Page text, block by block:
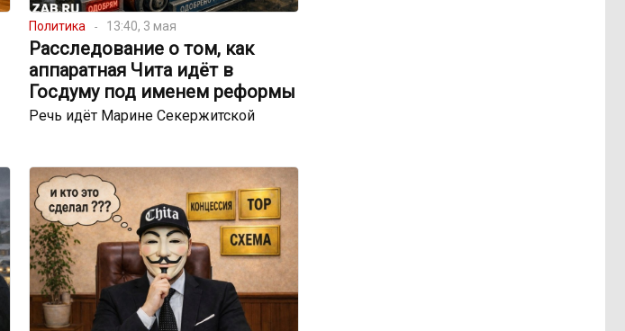
Политика 13:40, 3 мая
Расследование о том, как
аппаратная Чита идёт в
Госдуму под именем реформы
Речь идёт Марине Секержитской